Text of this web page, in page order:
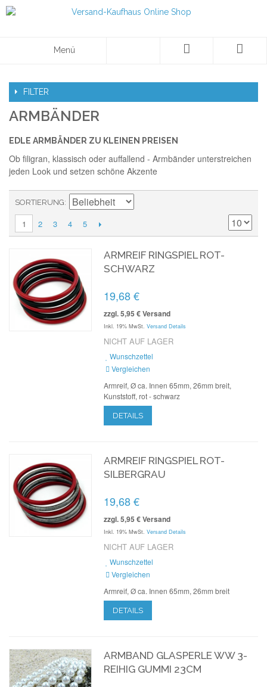
Menü
FILTER
ARMBÄNDER
EDLE ARMBÄNDER ZU KLEINEN PREISEN
Ob filigran, klassisch oder auffallend - Armbänder unterstreichen
jeden Look und setzen schöne Akzente
SORTIERUNG
1 2 3 4 5
ARMREIF RINGSPIEL ROT-
SCHWARZ
19,68 €
zzgl. 5,95 € Versand
Inkl. 19% MwSt. Versand Details
NICHT AUF LAGER
Wunschzettel
Vergleichen
Armreif, Ø ca. Innen 65mm, 26mm breit,
Kunststoff, rot - schwarz
DETAILS
ARMREIF RINGSPIEL ROT-
SILBERGRAU
19,68 €
zzgl. 5,95 € Versand
Inkl. 19% MwSt. Versand Details
NICHT AUF LAGER
Wunschzettel
Vergleichen
Armreif, Ø ca. Innen 65mm, 26mm breit
DETAILS
ARMBAND GLASPERLE WW 3-
REIHIG GUMMI 23CM